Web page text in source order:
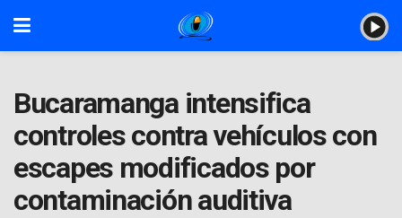
Bucaramanga intensifica
controles contra vehículos con
escapes modificados por
contaminación auditiva